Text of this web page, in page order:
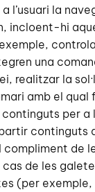
l’usuari la
incloent-hi
una
realitzar la
amb el
per
continguts
de
de les
(per